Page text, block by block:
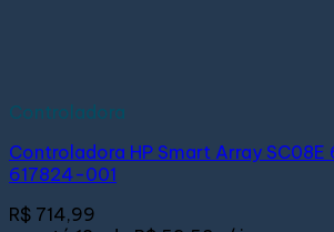
Controladora
Controladora HP Smart Array SC08E
617824-001
R$ 714,99